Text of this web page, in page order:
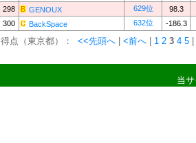
298
GENOUX 629位
98.3
300
BackSpace 632位 -186.3
得点（東京都）： <<先頭へ <前へ 1 2 3 4 5
当